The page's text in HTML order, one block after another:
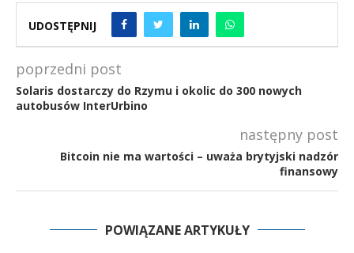
UDOSTĘPNIJ
poprzedni post
Solaris dostarczy do Rzymu i okolic do 300 nowych
autobusów InterUrbino
następny post
Bitcoin nie ma wartości – uważa brytyjski nadzór
finansowy
POWIĄZANE ARTYKUŁY